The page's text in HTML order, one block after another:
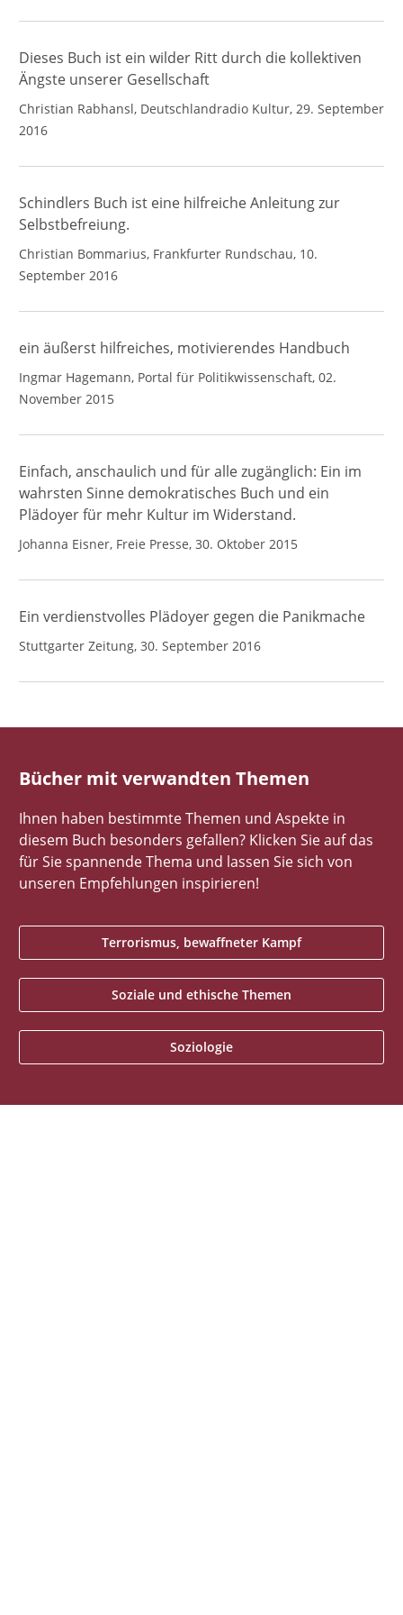
Dieses Buch ist ein wilder Ritt durch die kollektiven
Ängste unserer Gesellschaft
Christian Rabhansl, Deutschlandradio Kultur, 29. September
2016
Schindlers Buch ist eine hilfreiche Anleitung zur
Selbstbefreiung.
Christian Bommarius, Frankfurter Rundschau, 10.
September 2016
ein äußerst hilfreiches, motivierendes Handbuch
Ingmar Hagemann, Portal für Politikwissenschaft, 02.
November 2015
Einfach, anschaulich und für alle zugänglich: Ein im
wahrsten Sinne demokratisches Buch und ein
Plädoyer für mehr Kultur im Widerstand.
Johanna Eisner, Freie Presse, 30. Oktober 2015
Ein verdienstvolles Plädoyer gegen die Panikmache
Stuttgarter Zeitung, 30. September 2016
Bücher mit verwandten Themen
Ihnen haben bestimmte Themen und Aspekte in
diesem Buch besonders gefallen? Klicken Sie auf das
für Sie spannende Thema und lassen Sie sich von
unseren Empfehlungen inspirieren!
Terrorismus, bewaffneter Kampf
Soziale und ethische Themen
Soziologie